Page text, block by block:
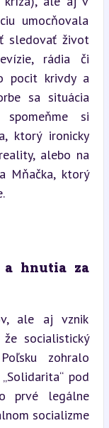
umocňovala
sledovať život
rádia či
pocit krivdy a
sa situácia
si
ktorý ironicky
alebo na
Mňačka, ktorý
a hnutia za
ale aj vznik
socialistický
zohralo
pod
prvé legálne
socializme